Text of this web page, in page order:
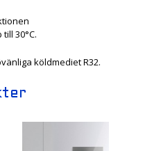
30°C.
köldmediet R32.